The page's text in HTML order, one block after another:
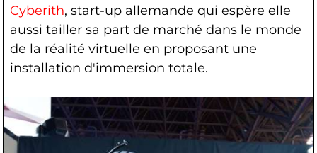
Cyberith, start-up allemande qui espère elle
aussi tailler sa part de marché dans le monde
de la réalité virtuelle en proposant une
installation d'immersion totale.